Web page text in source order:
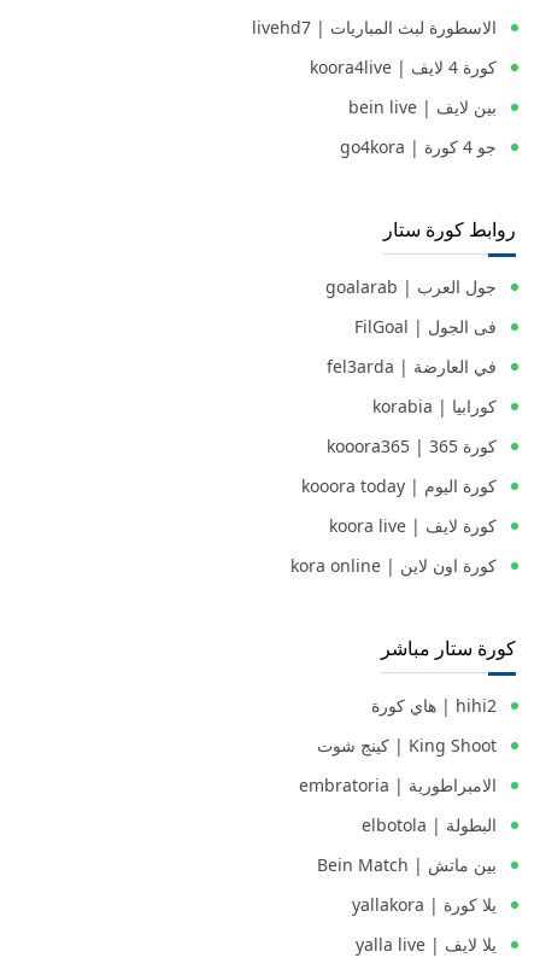
الاسطورة لبث المباريات | livehd7
كورة 4 لايف | koora4live
بين لايف | bein live
جو 4 كورة | go4kora
روابط كورة ستار
جول العرب | goalarab
فى الجول | FilGoal
في العارضة | fel3arda
كورابيا | korabia
كورة 365 | kooora365
كورة اليوم | kooora today
كورة لايف | koora live
كورة اون لاين | kora online
كورة ستار مباشر
hihi2 | هاي كورة
King Shoot | كينج شوت
الامبراطورية | embratoria
البطولة | elbotola
بين ماتش | Bein Match
يلا كورة | yallakora
يلا لايف | yalla live